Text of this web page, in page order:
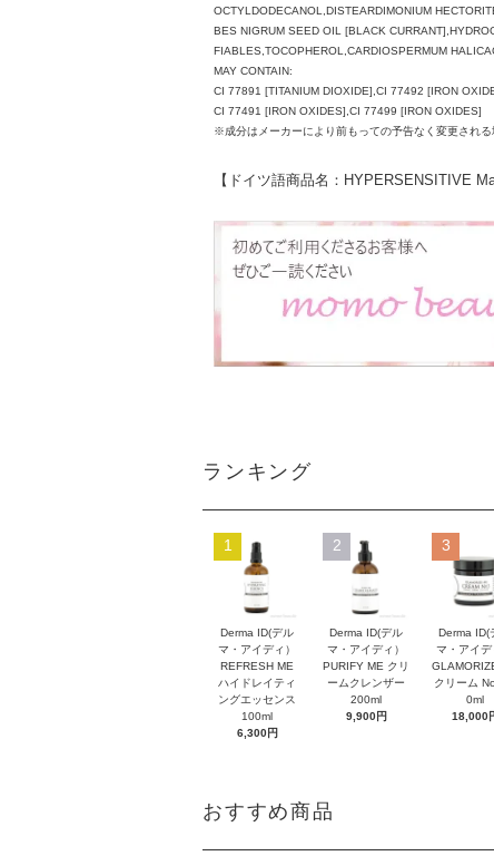
OCTYLDODECANOL,DISTEARDIMONIUM
BES NIGRUM SEED OIL [BLACK
FIABLES,TOCOPHEROL,CARDIOSPERMUM
MAY CONTAIN:
CI 77891 [TITANIUM DIOXIDE],CI 77492 [IRON
CI 77491 [IRON OXIDES],CI 77499 [IRON OXIDES]
※成分はメーカーにより前もっての予告なく変更される
【ドイツ語商品名：HYPERSENSITIVE
ランキング
1
Derma ID(デル
マ・アイディ）
REFRESH ME
ハイドレイティ
ングエッセンス
100ml
6,300円
2
Derma ID(デル
マ・アイディ）
PURIFY ME クリ
ームクレンザー
200ml
9,900円
3
Derma ID(
マ・アイデ
クリーム
0ml
18,000
おすすめ商品